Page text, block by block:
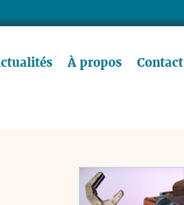
À propos Contact